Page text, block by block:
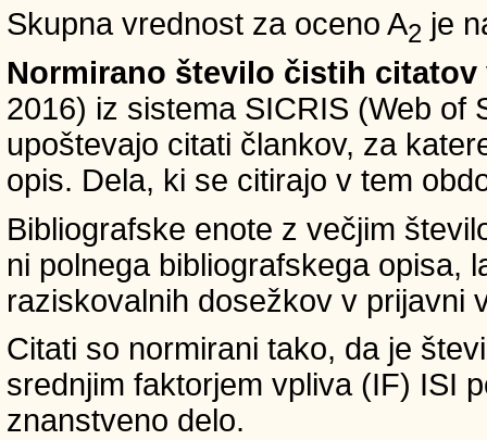
Skupna vrednost za oceno A2 je
Normirano število čistih citatov
2016) iz sistema SICRIS (Web of
upoštevajo citati člankov, za
opis. Dela, ki se citirajo v tem
Bibliografske enote z večjim
ni polnega bibliografskega opisa,
raziskovalnih dosežkov v prijavni
Citati so normirani tako, da je
srednjim faktorjem vpliva (IF) ISI
znanstveno delo.